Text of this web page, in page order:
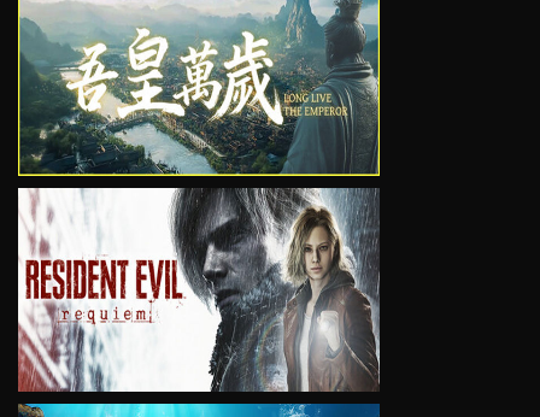
VIEW
VIEW